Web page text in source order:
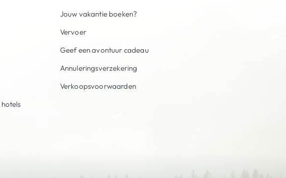
Jouw vakantie boeken?
Vervoer
Geef een avontuur cadeau
Annuleringsverzekering
Verkoopsvoorwaarden